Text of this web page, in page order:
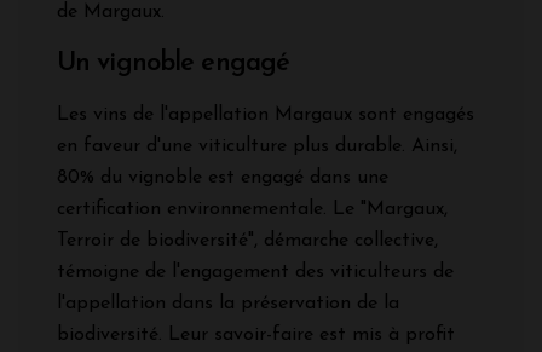
de Margaux.
Un vignoble engagé
Les vins de l'appellation Margaux sont engagés
en faveur d'une viticulture plus durable. Ainsi,
80% du vignoble est engagé dans une
certification environnementale. Le "Margaux,
Terroir de biodiversité", démarche collective,
témoigne de l'engagement des viticulteurs de
l'appellation dans la préservation de la
biodiversité. Leur savoir-faire est mis à profit